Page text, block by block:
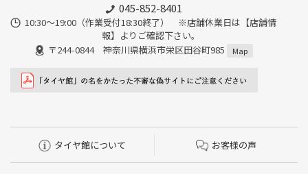
045-852-8401
10:30～19:00（作業受付18:30終了） ※店舗休業日は【店舗情
報】よりご確認下さい。
〒244-0844 神奈川県横浜市栄区田谷町985
Map
タイヤ館について お客様の声